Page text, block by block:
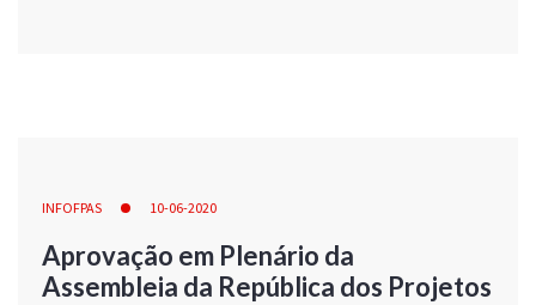
INFOFPAS 10-06-2020
Aprovação em Plenário da
Assembleia da República dos Projetos